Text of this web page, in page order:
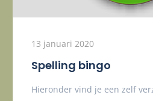
13 januari 2020
Spelling bingo
Hieronder vind je een zelf